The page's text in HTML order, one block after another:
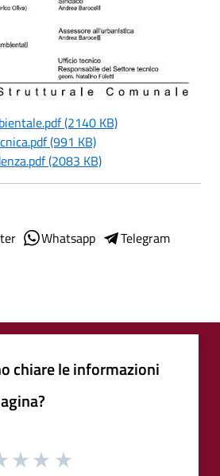
(2140 KB)
(991 KB)
(2083 KB)
Whatsapp
Telegram
chiare le informazioni